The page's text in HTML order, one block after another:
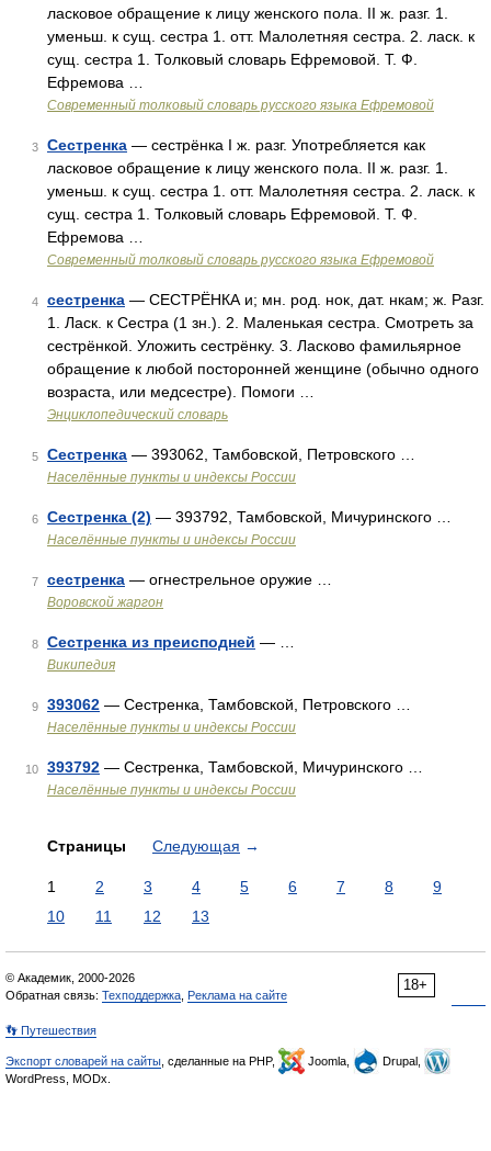
ласковое обращение к лицу женского пола. II ж. разг. 1.
уменьш. к сущ. сестра 1. отт. Малолетняя сестра. 2. ласк. к
сущ. сестра 1. Толковый словарь Ефремовой. Т. Ф.
Ефремова …
Современный толковый словарь русского языка Ефремовой
3 Сестренка — сестрёнка I ж. разг. Употребляется как
ласковое обращение к лицу женского пола. II ж. разг. 1.
уменьш. к сущ. сестра 1. отт. Малолетняя сестра. 2. ласк. к
сущ. сестра 1. Толковый словарь Ефремовой. Т. Ф.
Ефремова …
Современный толковый словарь русского языка Ефремовой
4 сестренка — СЕСТРЁНКА и; мн. род. нок, дат. нкам; ж. Разг.
1. Ласк. к Сестра (1 зн.). 2. Маленькая сестра. Смотреть за
сестрёнкой. Уложить сестрёнку. 3. Ласково фамильярное
обращение к любой посторонней женщине (обычно одного
возраста, или медсестре). Помоги …
Энциклопедический словарь
5 Сестренка — 393062, Тамбовской, Петровского …
Населённые пункты и индексы России
6 Сестренка (2) — 393792, Тамбовской, Мичуринского …
Населённые пункты и индексы России
7 сестренка — огнестрельное оружие …
Воровской жаргон
8 Сестренка из преисподней — …
Википедия
9 393062 — Сестренка, Тамбовской, Петровского …
Населённые пункты и индексы России
10 393792 — Сестренка, Тамбовской, Мичуринского …
Населённые пункты и индексы России
Страницы Следующая →
1 2 3 4 5 6 7 8
9
10
11 12 13
18+
© Академик, 2000-2026
Обратная связь: Техподдержка Реклама на сайте
👣 Путешествия
Экспорт словарей на сайты , сделанные на PHP, Joomla,
Drupal,
WordPress, MODx.